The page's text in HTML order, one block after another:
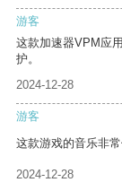
游客
这款加速器VPM应
护。
2024-12-28
游客
这款游戏的音乐非
2024-12-28